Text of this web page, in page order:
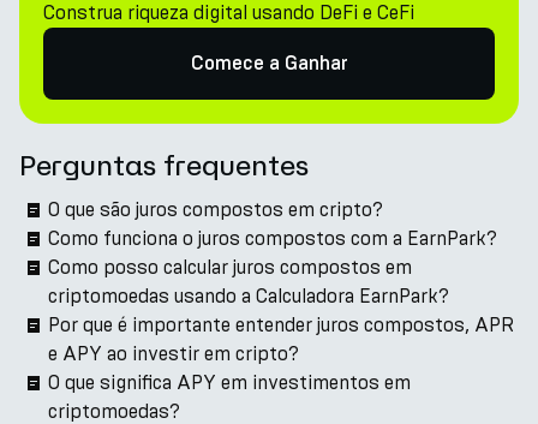
Construa riqueza digital usando DeFi e CeFi
Comece a Ganhar
Perguntas frequentes
O que são juros compostos em cripto?
Como funciona o juros compostos com a EarnPark?
Como posso calcular juros compostos em
criptomoedas usando a Calculadora EarnPark?
Por que é importante entender juros compostos, APR
e APY ao investir em cripto?
O que significa APY em investimentos em
criptomoedas?